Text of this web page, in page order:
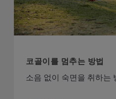
코골이를 멈추는 방법
소음 없이 숙면을 취하는